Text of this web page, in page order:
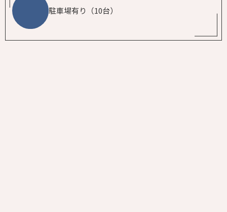
駐車場有り（10台）